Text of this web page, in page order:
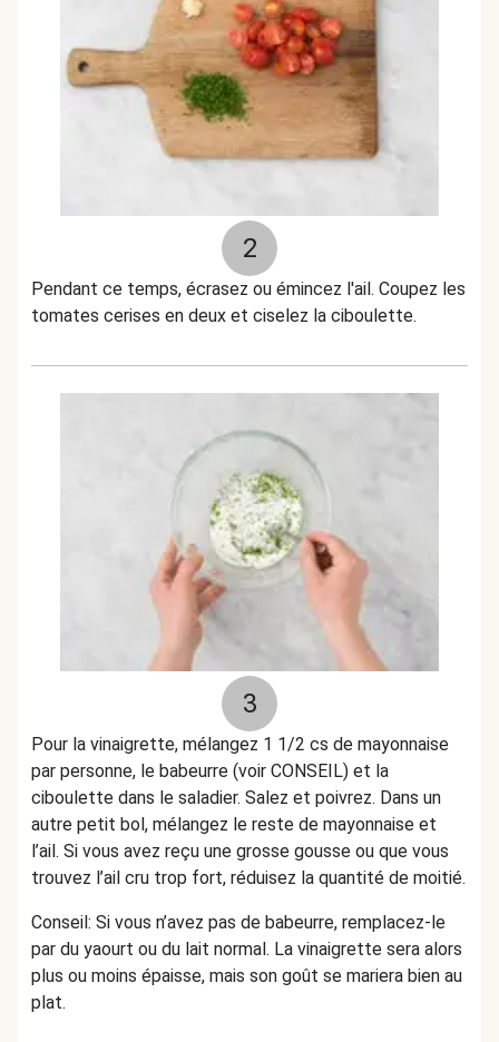
2
Pendant ce temps, écrasez ou émincez l'ail. Coupez les
tomates cerises en deux et ciselez la ciboulette.
3
Pour la vinaigrette, mélangez 1 1/2 cs de mayonnaise
par personne, le babeurre (voir CONSEIL) et la
ciboulette dans le saladier. Salez et poivrez. Dans un
autre petit bol, mélangez le reste de mayonnaise et
l’ail. Si vous avez reçu une grosse gousse ou que vous
trouvez l’ail cru trop fort, réduisez la quantité de moitié.
Conseil: Si vous n’avez pas de babeurre, remplacez-le
par du yaourt ou du lait normal. La vinaigrette sera alors
plus ou moins épaisse, mais son goût se mariera bien au
plat.